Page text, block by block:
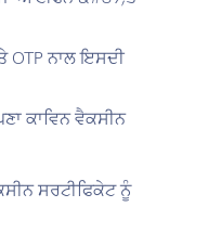
ਨਾਲ ਇਸਦੀ
ਕਾਵਿਨ ਵੈਕਸੀਨ
ਸਰਟੀਫਿਕੇਟ ਨੂੰ